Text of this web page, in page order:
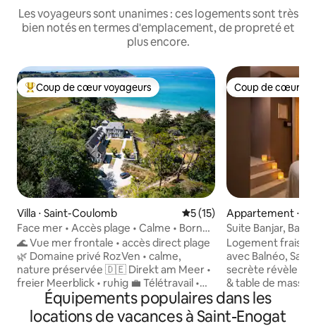
Les voyageurs sont unanimes : ces logements sont très
bien notés en termes d'emplacement, de propreté et
plus encore.
Coups de cœur voyageurs les plus appréciés
Coup de cœur voyageurs
Villa ⋅ Saint-Coulomb Évaluation moyenne sur la
5 (15)
Face mer • Accès plage • Calme • Borne
gratuite
🌊 Vue mer frontale • accès direct plage
🌿 Domaine privé RozVen • calme,
nature préservée 🇩🇪 Direkt am Meer •
freier Meerblick • ruhig 💼 Télétravail •
fibre >1 Gb/s 🔌 Recharge 22 kw voiture
électrique gratuite 🍼 Kit bébé•Voyage
simple 🍽 Coquillage (3★– Roellinger) ·
Coup de cœur
Coup de cœur
Appartement ⋅
d'Aubigné
Suite Banjar,
secrète
Logement frais
avec Balnéo,
secrète révèle un
& table de massage. Offrez-
parenthèse de
logement inspiré
personnes. Tout confort : • Suite avec lit
Équipements populaires dans les
locations de vacances à Saint-Enogat